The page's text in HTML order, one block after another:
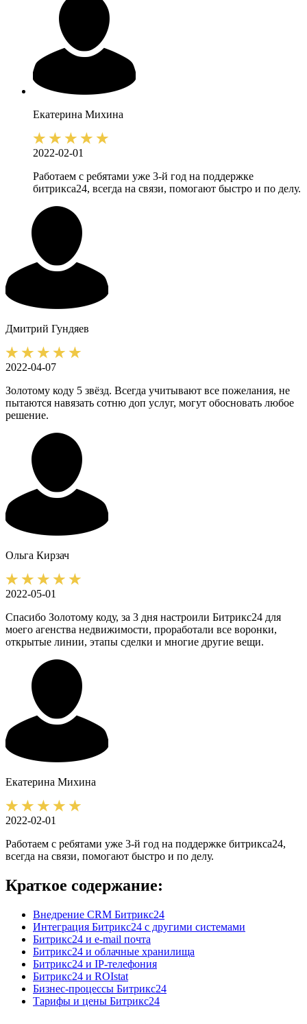
Екатерина Михина
2022-02-01
Работаем с ребятами уже 3-й год на поддержке
битрикса24, всегда на связи, помогают быстро и по делу.
Дмитрий Гундяев
2022-04-07
Золотому коду 5 звёзд. Всегда учитывают все пожелания, не
пытаются навязать сотню доп услуг, могут обосновать любое
решение.
Ольга Кирзач
2022-05-01
Спасибо Золотому коду, за 3 дня настроили Битрикс24 для
моего агенства недвижимости, проработали все воронки,
открытые линии, этапы сделки и многие другие вещи.
Екатерина Михина
2022-02-01
Работаем с ребятами уже 3-й год на поддержке битрикса24,
всегда на связи, помогают быстро и по делу.
Краткое содержание:
Внедрение CRM Битрикс24
Интеграция Битрикс24 с другими системами
Битрикс24 и e-mail почта
Битрикс24 и облачные хранилища
Битрикс24 и IP-телефония
Битрикс24 и ROIstat
Бизнес-процессы Битрикс24
Тарифы и цены Битрикс24